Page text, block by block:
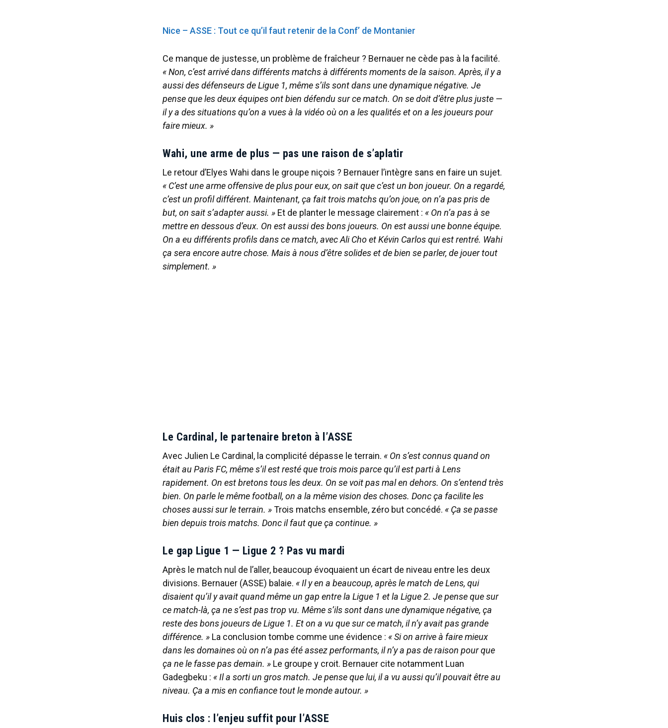
Nice – ASSE : Tout ce qu’il faut retenir de la Conf’ de Montanier
Ce manque de justesse, un problème de fraîcheur ? Bernauer ne cède pas à la facilité.
« Non, c’est arrivé dans différents matchs à différents moments de la saison. Après, il y a
aussi des défenseurs de Ligue 1, même s’ils sont dans une dynamique négative. Je
pense que les deux équipes ont bien défendu sur ce match. On se doit d’être plus juste —
il y a des situations qu’on a vues à la vidéo où on a les qualités et on a les joueurs pour
faire mieux. »
Wahi, une arme de plus — pas une raison de s’aplatir
Le retour d’Elyes Wahi dans le groupe niçois ? Bernauer l’intègre sans en faire un sujet.
« C’est une arme offensive de plus pour eux, on sait que c’est un bon joueur. On a regardé,
c’est un profil différent. Maintenant, ça fait trois matchs qu’on joue, on n’a pas pris de
but, on sait s’adapter aussi. » Et de planter le message clairement : « On n’a pas à se
mettre en dessous d’eux. On est aussi des bons joueurs. On est aussi une bonne équipe.
On a eu différents profils dans ce match, avec Ali Cho et Kévin Carlos qui est rentré. Wahi
ça sera encore autre chose. Mais à nous d’être solides et de bien se parler, de jouer tout
simplement. »
Le Cardinal, le partenaire breton à l’ASSE
Avec Julien Le Cardinal, la complicité dépasse le terrain. « On s’est connus quand on
était au Paris FC, même s’il est resté que trois mois parce qu’il est parti à Lens
rapidement. On est bretons tous les deux. On se voit pas mal en dehors. On s’entend très
bien. On parle le même football, on a la même vision des choses. Donc ça facilite les
choses aussi sur le terrain. »Trois matchs ensemble, zéro but concédé. « Ça se passe
bien depuis trois matchs. Donc il faut que ça continue. »
Le gap Ligue 1 — Ligue 2 ? Pas vu mardi
Après le match nul de l’aller, beaucoup évoquaient un écart de niveau entre les deux
divisions. Bernauer (ASSE) balaie. « Il y en a beaucoup, après le match de Lens, qui
disaient qu’il y avait quand même un gap entre la Ligue 1 et la Ligue 2. Je pense que sur
ce match-là, ça ne s’est pas trop vu. Même s’ils sont dans une dynamique négative, ça
reste des bons joueurs de Ligue 1. Et on a vu que sur ce match, il n’y avait pas grande
différence. » La conclusion tombe comme une évidence : « Si on arrive à faire mieux
dans les domaines où on n’a pas été assez performants, il n’y a pas de raison pour que
ça ne le fasse pas demain. » Le groupe y croit. Bernauer cite notamment Luan
Gadegbeku : « Il a sorti un gros match. Je pense que lui, il a vu aussi qu’il pouvait être au
niveau. Ça a mis en confiance tout le monde autour. »
Huis clos : l’enjeu suffit pour l’ASSE